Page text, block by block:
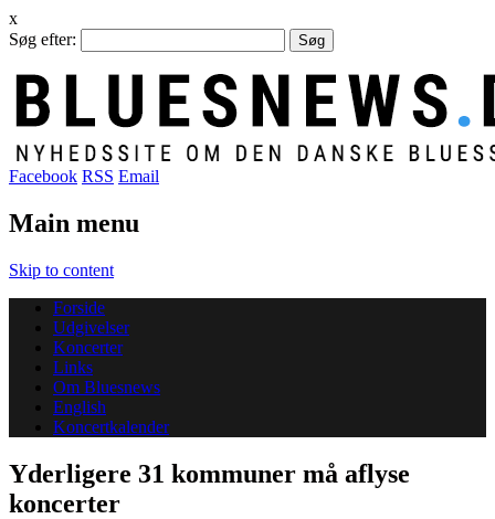
x
Søg efter:
Facebook RSS Email
Main menu
Skip to content
Forside
Udgivelser
Koncerter
Links
Om Bluesnews
English
Koncertkalender
Yderligere 31 kommuner må aflyse
koncerter